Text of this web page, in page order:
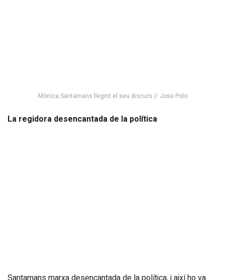
Mònica Santamans llegint el seu discurs // Jose Polo
La regidora desencantada de la política